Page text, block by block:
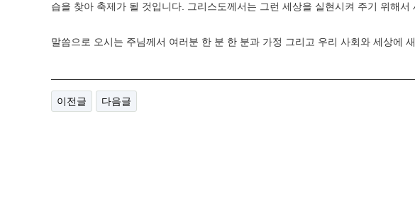
습을 찾아 축제가 될 것입니다. 그리스도께서는 그런 세상을 실현시켜 주기 위해
말씀으로 오시는 주님께서 여러분 한 분 한 분과 가정 그리고 우리 사회와 세상에
이전글 다음글